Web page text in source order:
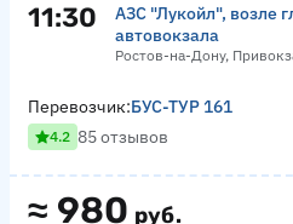
11:30
АЗС "Лукойл", возле
автовокзала
Ростов-на-Дону,
≈ 980 руб.
Перевозчик:БУС-ТУР 161
4.2 85 отзывов